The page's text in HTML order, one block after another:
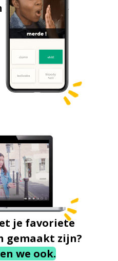
je favoriete
gemaakt zijn?
we ook.